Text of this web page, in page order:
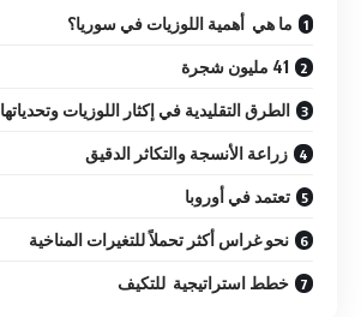
ما هي أهمية اللوزيات في سوريا؟
41 مليون شجرة
الطرق التقليدية في إكثار اللوزيات وتحدياتها
زراعة الأنسجة والتكاثر الدقيق
تعتمد في أوروبا
نحو غراس أكثر تحملاً للتغيرات المناخية
خطط استراتيجية للتكيف